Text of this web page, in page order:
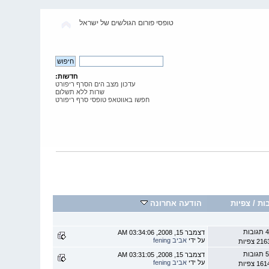
טופסי פורום הגולשים של ישראל
חדשות:
עדכון מצב הים הסרף ריפורט
שרות ללא תשלום
חפשו באווטאפ טופסי סרף ריפורט
/ צפיות הודעה אחרונה
4 תגובות
צפיות
דצמבר 15, 2008, 03:34:06 AM
על ידיאביב fening
5 תגובות
צפיות
דצמבר 15, 2008, 03:31:05 AM
על ידיאביב fening